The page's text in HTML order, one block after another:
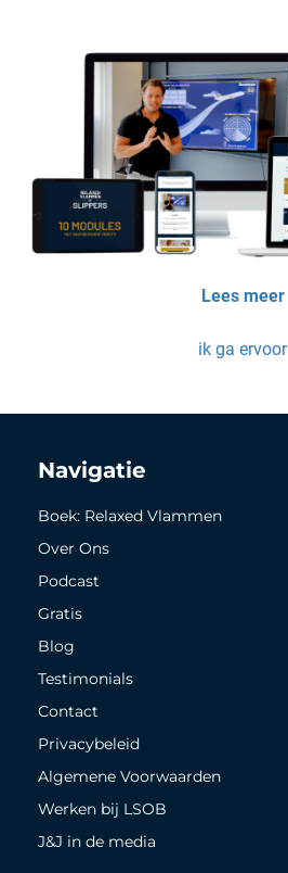
Lees meer
ik ga ervoor
Navigatie
Boek: Relaxed Vlammen
Over Ons
Podcast
Gratis
Blog
Testimonials
Contact
Privacybeleid
Algemene Voorwaarden
Werken bij LSOB
J&J in de media